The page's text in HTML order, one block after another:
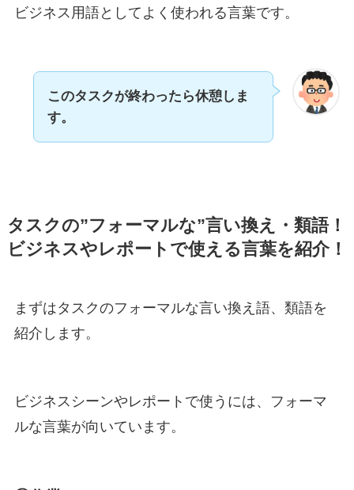
ビジネス用語としてよく使われる言葉です。
このタスクが終わったら休憩しま
す。
タスクの”フォーマルな”言い換え・類語！
ビジネスやレポートで使える言葉を紹介！
まずはタスクのフォーマルな言い換え語、類語を
紹介します。
ビジネスシーンやレポートで使うには、フォーマ
ルな言葉が向いています。